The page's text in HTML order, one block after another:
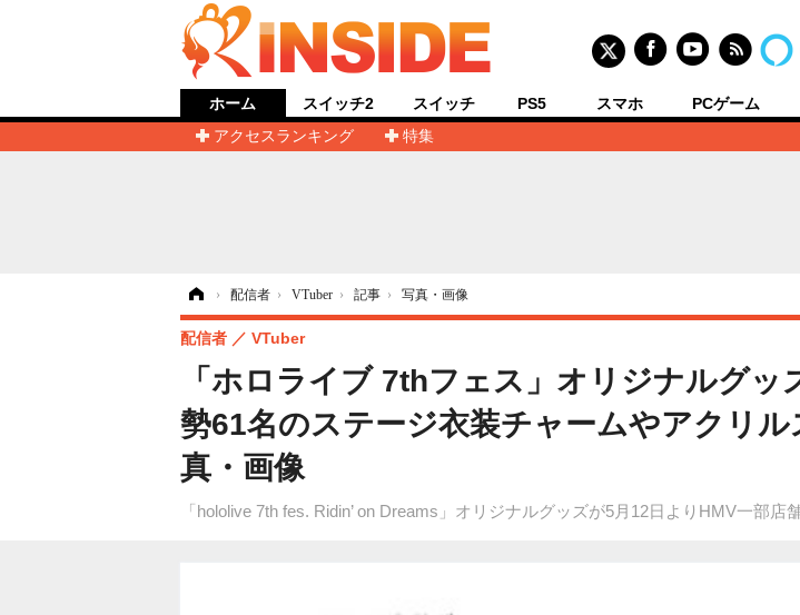
ホーム
アクセスランキング
特集
スイッチ2 スイッチ PS5 スマホ PCゲーム
› 配信者 › VTuber › 記事 › 写真・画像
「ホロライブ 7thフェス」オリジナルグ
勢61名のステージ衣装チャームやアクリ
真・画像
「hololive 7th fes. Ridin’ on Dreams」オリジナルグッズが5月12日よりHMV一部
配信者 VTuber